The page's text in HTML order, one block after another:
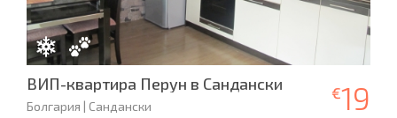
ВИП-квартира Перун в Сандански
Болгария | Сандански
€19